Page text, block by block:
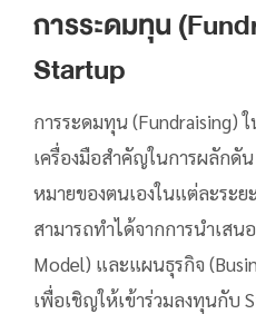
การระดมทุน
Startup
การระดมทุน (Fundraising)
เครื่องมือสำคัญในการผลักดั
หมายของตนเองในแต่ละระย
สามารถทำได้จากการนำเสน
Model) และแผนธุรกิจ
เพื่อเชิญให้เข้าร่วมลงทุนกับ